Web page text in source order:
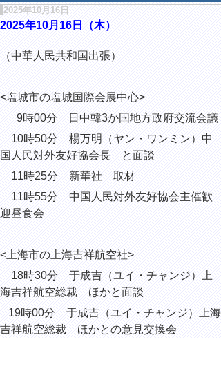
2025年10月16日
2025年10月16日（木）
（中華人民共和国出張）
<塩城市の塩城国際会展中心>
9時00分 日中韓3か国地方政府交流会議
10時50分 楊万明（ヤン・ワンミン）中
国人民対外友好協会長 と面談
11時25分 新華社 取材
11時55分 中国人民対外友好協会主催歓
迎昼食会
< 上海市の上海吉祥航空社>
18時30分 于成吉（ユイ・チャンジ）上
海吉祥航空総裁 ほかと面談
19時00分 于成吉（ユイ・チャンジ）上海
吉祥航空総裁 ほかとの意見交換会